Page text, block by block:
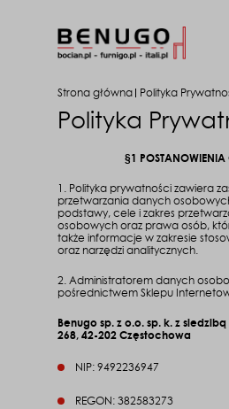
Strona główna Polityka
Polityka
§1 POSTANOWIENIA
1. Polityka prywatności zawiera
przetwarzania danych
podstawy, cele i zakres
osobowych oraz prawa osób,
także informacje w zakresie
oraz narzędzi analitycznych.
2. Administratorem danych
pośrednictwem Sklepu
Benugo sp. z o.o. sp. k. z
268, 42-202 Częstochowa
NIP: 9492236947
REGON: 382583273